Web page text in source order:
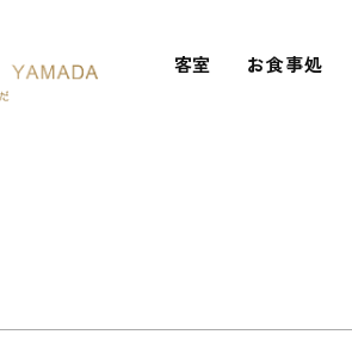
客室 お食事処